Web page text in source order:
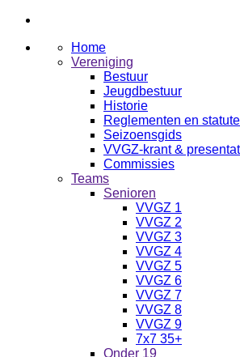
Home
Vereniging
Bestuur
Jeugdbestuur
Historie
Reglementen en
Seizoensgids
VVGZ-krant &
Commissies
Teams
Senioren
VVGZ 1
VVGZ 2
VVGZ 3
VVGZ 4
VVGZ 5
VVGZ 6
VVGZ 7
VVGZ 8
VVGZ 9
7x7 35+
Onder 19